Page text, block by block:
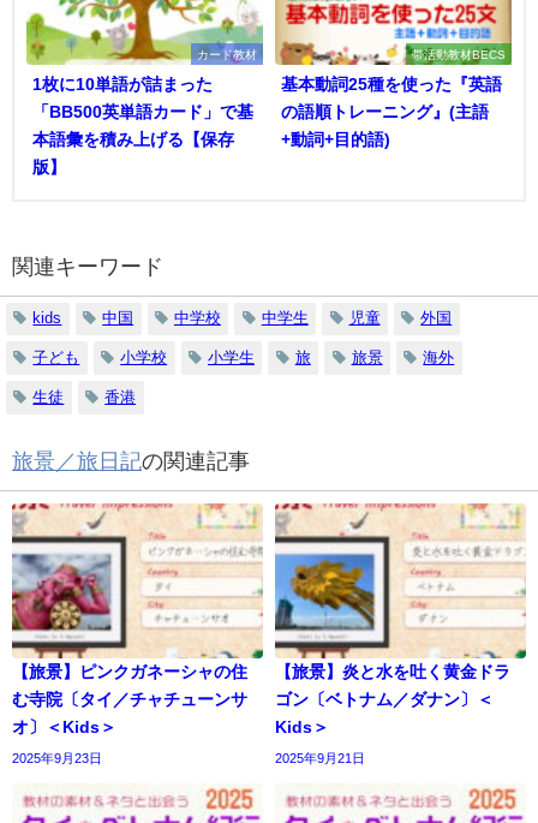
カード教材
1枚に10単語が詰まった
「BB500英単語カード」で基
本語彙を積み上げる【保存
版】
帯活動教材BECS
基本動詞25種を使った『英語
の語順トレーニング』(主語
+動詞+目的語)
関連キーワード
kids 中国 中学校 中学生 児童 外国
子ども 小学校 小学生 旅 旅景 海外
生徒 香港
旅景／旅日記の関連記事
【旅景】ピンクガネーシャの住
む寺院〔タイ／チャチューンサ
オ〕＜Kids＞
2025年9月23日
【旅景】炎と水を吐く黄金ドラ
ゴン〔ベトナム／ダナン〕＜
Kids＞
2025年9月21日